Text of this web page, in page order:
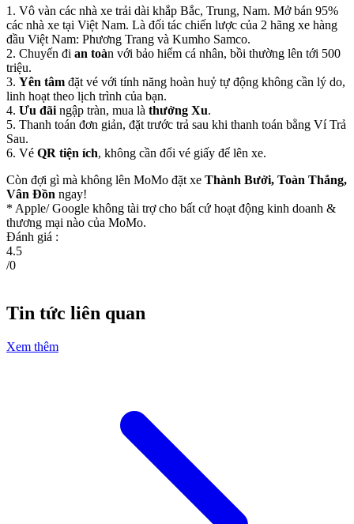
1. Vô vàn các nhà xe trải dài khắp Bắc, Trung, Nam. Mở bán 95%
các nhà xe tại Việt Nam. Là đối tác chiến lược của 2 hãng xe hàng
đầu Việt Nam: Phương Trang và Kumho Samco.
2. Chuyến đi an toàn với bảo hiểm cá nhân, bồi thường lên tới 500
triệu.
3. Yên tâm đặt vé với tính năng hoàn huỷ tự động không cần lý do,
linh hoạt theo lịch trình của bạn.
4. Ưu đãi ngập tràn, mua là thưởng Xu.
5. Thanh toán đơn giản, đặt trước trả sau khi thanh toán bằng Ví Trả
Sau.
6. Vé QR tiện ích, không cần đổi vé giấy để lên xe.
Còn đợi gì mà không lên MoMo đặt xe Thành Bưởi, Toàn Thắng,
Vân Đồn ngay!
* Apple/ Google không tài trợ cho bất cứ hoạt động kinh doanh &
thương mại nào của MoMo.
Đánh giá :
4.5
/0
Tin tức liên quan
Xem thêm